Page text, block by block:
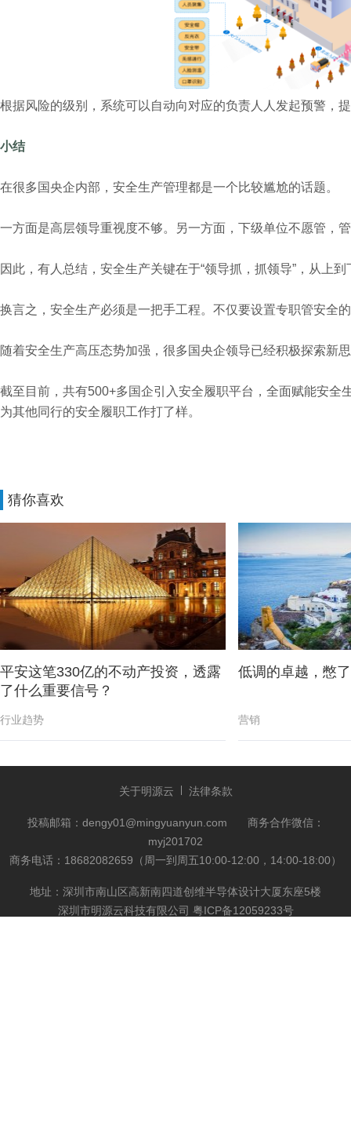
根据风险的级别，系统可以自动向对应的负责人人发起预警，
小结
在很多国央企内部，安全生产管理都是一个比较尴尬的话题。
一方面是高层领导重视度不够。另一方面，下级单位不愿管，
因此，有人总结，安全生产关键在于“领导抓，抓领导”，从上
换言之，安全生产必须是一把手工程。不仅要设置专职管安全
随着安全生产高压态势加强，很多国央企领导已经积极探索新
截至目前，共有500+多国企引入安全履职平台，全面赋能安
为其他同行的安全履职工作打了样。
猜你喜欢
平安这笔330亿的不动产投资，透露
了什么重要信号？
行业趋势
低调的卓越，憋
营销
关于明源云 法律条款
投稿邮箱：dengy01@mingyuanyun.com
商务合作微信：
myj201702
商务电话：18682082659（周一到周五10:00-12:00，14:00-18:00）
地址：深圳市南山区高新南四道创维半导体设计大厦东座5楼
深圳市明源云科技有限公司 粤ICP备12059233号